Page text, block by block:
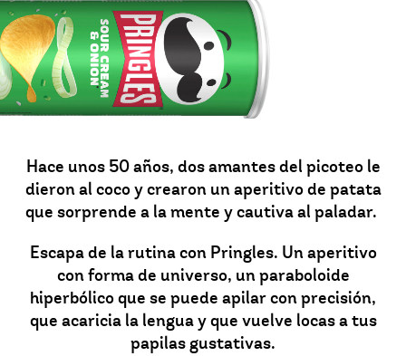
Hace unos 50 años, dos amantes del picoteo le
dieron al coco y crearon un aperitivo de patata
que sorprende a la mente y cautiva al paladar.
Escapa de la rutina con Pringles. Un aperitivo
con forma de universo, un paraboloide
hiperbólico que se puede apilar con precisión,
que acaricia la lengua y que vuelve locas a tus
papilas gustativas.